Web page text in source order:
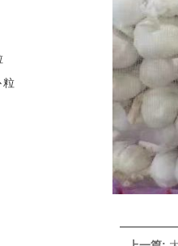
粒